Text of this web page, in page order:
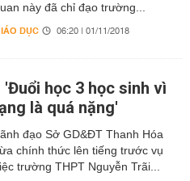
này đã chỉ đạo trường...
DỤC 06:20 | 01/11/2018
'Đuổi học 3 học sinh vì
là quá nặng'
đạo Sở GD&ĐT Thanh Hóa
chính thức lên tiếng trước vụ
trường THPT Nguyễn Trãi...